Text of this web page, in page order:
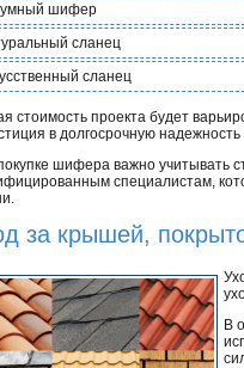
шифер
сланец
сланец
стоимость проекта будет
в долгосрочную
шифера важно учитывать
специалистам,
за крышей,
В